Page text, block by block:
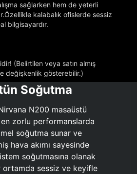
sağlarken hem de yeterli
kalabalık ofislerde sessiz
bilgisayardır.
(Belirtilen veya satın almış
değişkenlik gösterebilir.)
Soğutma
N200 masaüstü
zorlu performanslarda
soğutma sunar ve
hava akımı sayesinde
soğutmasına olanak
ortamda sessiz ve keyifle